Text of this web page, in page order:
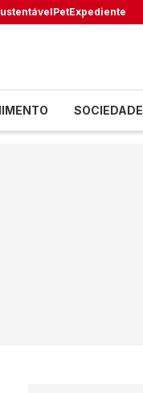
PetExpediente
SOCIEDADE